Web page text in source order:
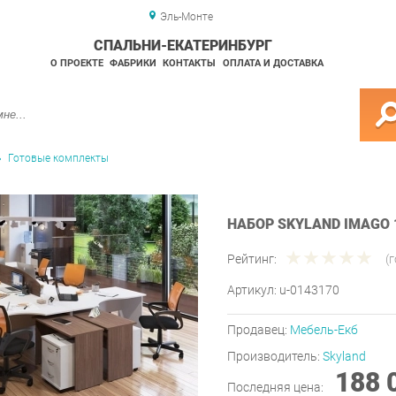
Эль-Монте
СПАЛЬНИ-ЕКАТЕРИНБУРГ
О ПРОЕКТЕ ФАБРИКИ КОНТАКТЫ ОПЛАТА И ДОСТАВКА
Готовые комплекты
НАБОР SKYLAND IMAGO
Рейтинг:
Артикул: u-0143170
Продавец: Мебель-Екб
Производитель: Skyland
Последняя цена: 188